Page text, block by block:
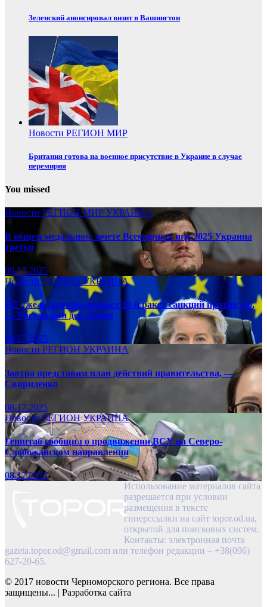
Зеленский анонсировал визит в Вашингтон
Новости РЕГИОН МИР
Британия готова на военное присутствие в Украине в случае
перемирия
You missed
Новости РЕГИОНМИР УКРАИНА
В общем медальном зачете Всемирных игр-2025 Украина
третья
08.17.2025
НовостиРЕГИОНУКРАИНА
ЕС уже в сентябре примет 19-й ракет санкций против рф,
— Урсула фон дер Ляйен
08.17.2025
Новости РЕГИОН УКРАИНА
Завтра представим план действий правительства, —
Свириденко
08.17.2025
НовостиРЕГИОНУКРАИНА
Генштаб сообщил о продвижении ВСУ на Северо-
Слобожанском направлении
08.17.2025
Использование материалов сайта
разрешается при условии
размещения в тексте
гиперссылки на сайт topor.od.ua,
открытой для поисковых систем.
Контакты: электронная почта
gazeta.topor.od@gmail.com или телефон редакции – +38(096)
627-20-65.
© 2017 новости Черноморского региона. Все права
защищены...
Разработка сайта